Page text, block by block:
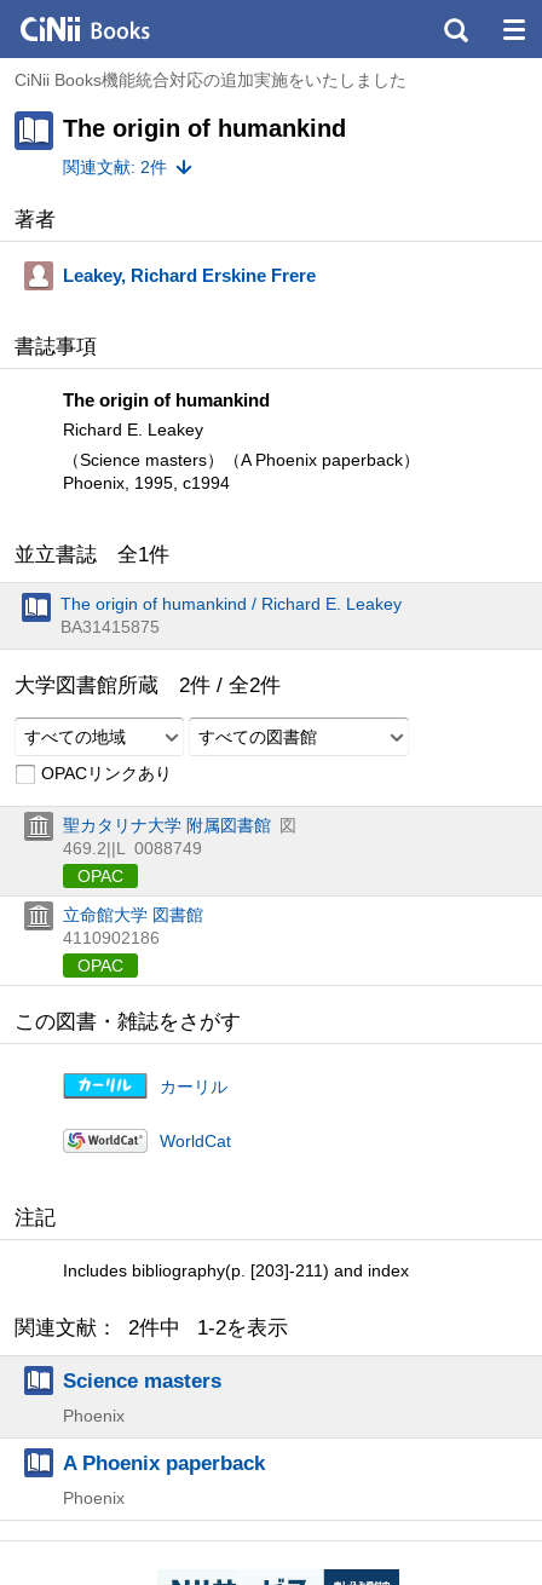
CiNii Books機能統合対応の追加実施をいたしました
The origin of humankind
関連文献: 2件
著者
Leakey, Richard Erskine Frere
書誌事項
The origin of humankind
Richard E. Leakey
（Science masters）（A Phoenix paperback）
Phoenix, 1995, c1994
並立書誌 全1件
The origin of humankind / Richard E. Leakey
BA31415875
大学図書館所蔵 2件 / 全2件
すべての地域
すべての図書館
OPACリンクあり
聖カタリナ大学 附属図書館 図
469.2||L
0088749
OPAC
立命館大学 図書館
4110902186
OPAC
この図書・雑誌をさがす
カーリル
WorldCat
注記
Includes bibliography(p. [203]-211) and index
関連文献： 2件中 1-2を表示
Science masters
Phoenix
A Phoenix paperback
Phoenix